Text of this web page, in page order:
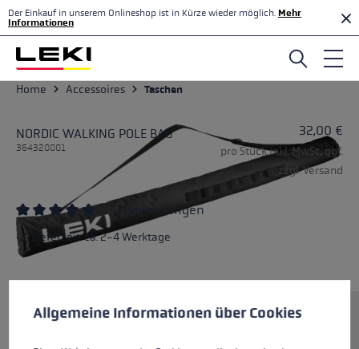
Zum Hauptinhalt springen
Der Einkauf in unserem Onlineshop ist in Kürze wieder möglich. Mehr
Informationen
Home Accessoires Taschen
NORDIC WALKING POLE BAG
364320001
32,00 €
pro Stück inkl. MwSt., ggf.
zzgl. Versand
Durchschnittliche Bewertung von 5 von 5 Sternen
7 Bewertungen
Lieferzeit: ca. 2-4 Werktage
Größe
Allgemeine Informationen über Cookies